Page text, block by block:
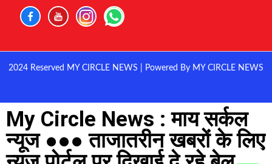
2024 Reserved MY CIRCLE NEWS | Powered By MY CIRCLE NEWS
My Circle News : माय सर्कल
न्यूज ●●● ताजातरीन खबरों के लिए